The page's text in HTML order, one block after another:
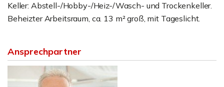
Keller: Abstell-/Hobby-/Heiz-/Wasch- und Trockenkeller.
Beheizter Arbeitsraum, ca. 13 m² groß, mit Tageslicht.
Ansprechpartner